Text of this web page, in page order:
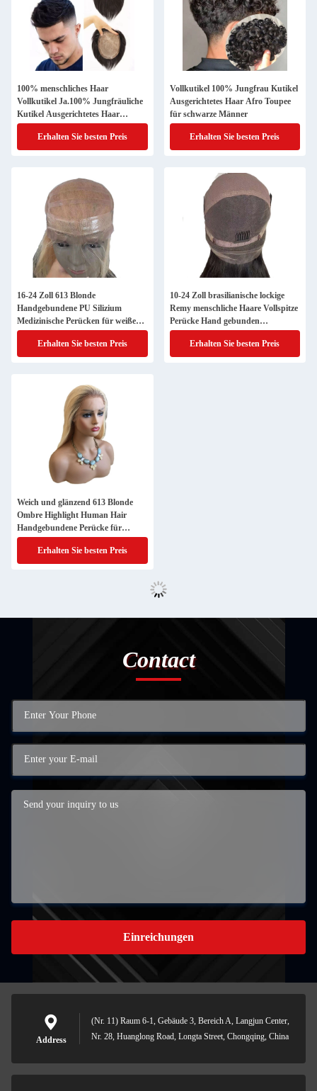
100% menschliches Haar
Vollkutikel Ja.100% Jungfräuliche
Kutikel Ausgerichtetes Haar
Natürliche Toupee für Männer
Erhalten Sie besten Preis
Vollkutikel 100% Jungfrau Kutikel
Ausgerichtetes Haar Afro Toupee
für schwarze Männer
Erhalten Sie besten Preis
16-24 Zoll 613 Blonde
Handgebundene PU Silizium
Medizinische Perücken für weiße
Frauen 100% menschliches Haar
Erhalten Sie besten Preis
10-24 Zoll brasilianische lockige
Remy menschliche Haare Vollspitze
Perücke Hand gebunden
durchsichtige französische Spitze
Erhalten Sie besten Preis
Weich und glänzend 613 Blonde
Ombre Highlight Human Hair
Handgebundene Perücke für
europäische Frauen
Erhalten Sie besten Preis
Contact
Einreichungen
Address
(Nr. 11) Raum 6-1, Gebäude 3, Bereich A, Langjun Center,
Nr. 28, Huanglong Road, Longta Street, Chongqing, China